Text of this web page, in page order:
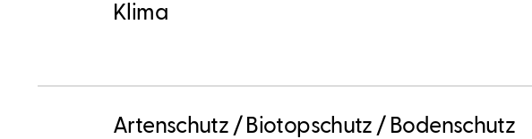
Klima
Artenschutz / Biotopschutz / Bodenschutz